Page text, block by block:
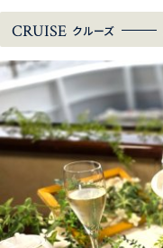
CRUISE クルーズ